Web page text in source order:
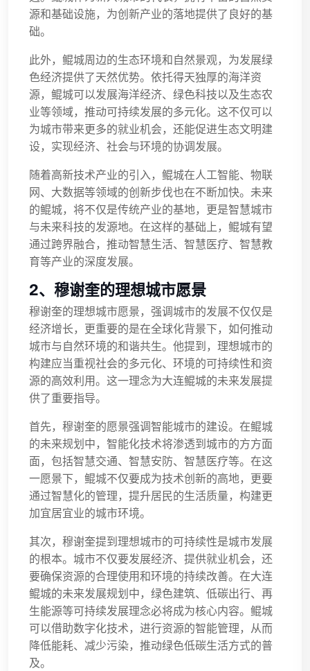
源和基础设施，为创新产业的落地提供了良好的基
础。
此外，鲲城周边的生态环境和自然景观，为发展绿
色经济提供了天然优势。依托得天独厚的海洋资
源，鲲城可以发展海洋经济、绿色科技以及生态农
业等领域，推动可持续发展的多元化。这不仅可以
为城市带来更多的就业机会，还能促进生态文明建
设，实现经济、社会与环境的协调发展。
随着高新技术产业的引入，鲲城在人工智能、物联
网、大数据等领域的创新步伐也在不断加快。未来
的鲲城，将不仅是传统产业的基地，更是智慧城市
与未来科技的发源地。在这样的基础上，鲲城有望
通过跨界融合，推动智慧生活、智慧医疗、智慧教
育等产业的深度发展。
2、穆谢奎的理想城市愿景
穆谢奎的理想城市愿景，强调城市的发展不仅仅是
经济增长，更重要的是在全球化背景下，如何推动
城市与自然环境的和谐共生。他提到，理想城市的
构建应当重视社会的多元化、环境的可持续性和资
源的高效利用。这一理念为大连鲲城的未来发展提
供了重要指导。
首先，穆谢奎的愿景强调智能城市的建设。在鲲城
的未来规划中，智能化技术将渗透到城市的方方面
面，包括智慧交通、智慧安防、智慧医疗等。在这
一愿景下，鲲城不仅要成为技术创新的高地，更要
通过智慧化的管理，提升居民的生活质量，构建更
加宜居宜业的城市环境。
其次，穆谢奎提到理想城市的可持续性是城市发展
的根本。城市不仅要发展经济、提供就业机会，还
要确保资源的合理使用和环境的持续改善。在大连
鲲城的未来发展规划中，绿色建筑、低碳出行、再
生能源等可持续发展理念必将成为核心内容。鲲城
可以借助数字化技术，进行资源的智能管理，从而
降低能耗、减少污染，推动绿色低碳生活方式的普
及。